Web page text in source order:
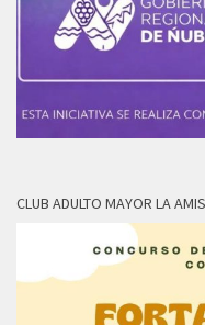
CLUB ADULTO MAYOR LA